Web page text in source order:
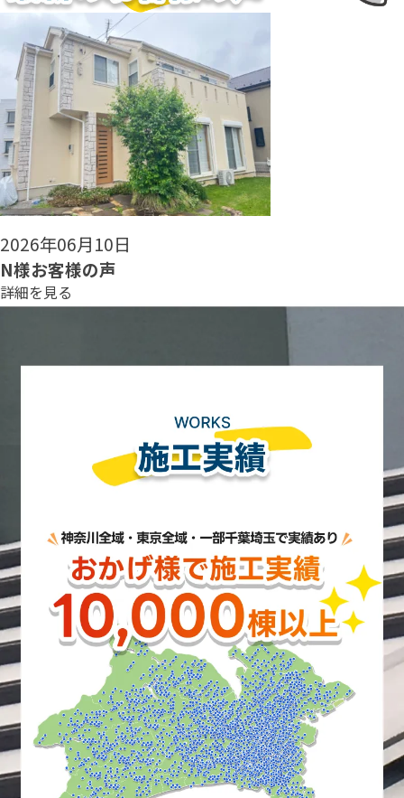
2026年06月08日
N様お客様の声
詳細を見る